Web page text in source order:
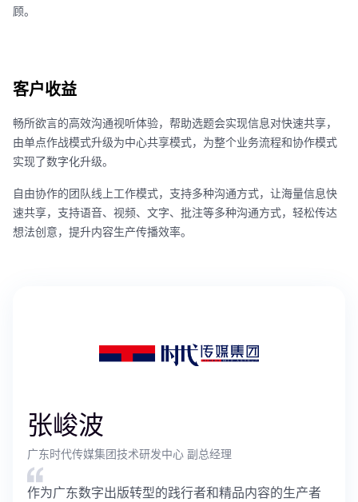
张峻波
广东时代传媒集团技术研发中心 副总经理
作为广东数字出版转型的践行者和精品内容的生产者
顾。
客户收益
畅所欲言的高效沟通视听体验，帮助选题会实现信息对快速共享，
由单点作战模式升级为中心共享模式，为整个业务流程和协作模式
实现了数字化升级。
自由协作的团队线上工作模式，支持多种沟通方式，让海量信息快
速共享，支持语音、视频、文字、批注等多种沟通方式，轻松传达
想法创意，提升内容生产传播效率。